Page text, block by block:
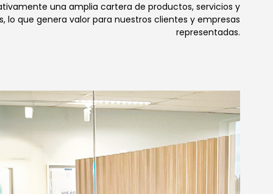
una amplia cartera de productos, servicios y
lo que genera valor para nuestros clientes y empresas
representadas.